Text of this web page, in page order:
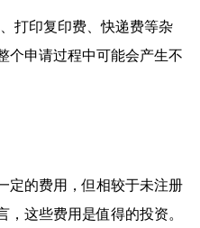
打印复印费、快递费等杂
个申请过程中可能会产生不
定的费用，但相较于未注册
这些费用是值得的投资。